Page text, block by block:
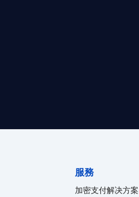
服務
加密支付解决方案